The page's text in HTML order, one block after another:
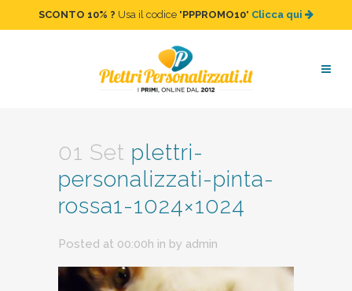
SCONTO 10% ? Usa il codice "PPPROMO10" Clicca qui
plettri-personalizzati-pinta-
rossa1-1024×1024
01 Set plettri-
personalizzati-pinta-
rossa1-1024×1024
Posted at 00:00h in by admin